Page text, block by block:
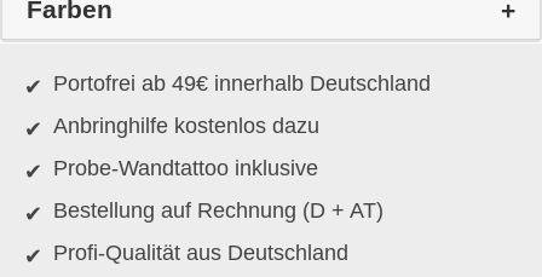
Farben
Portofrei ab 49€ innerhalb Deutschland
Anbringhilfe kostenlos dazu
Probe-Wandtattoo inklusive
Bestellung auf Rechnung (D + AT)
Profi-Qualität aus Deutschland